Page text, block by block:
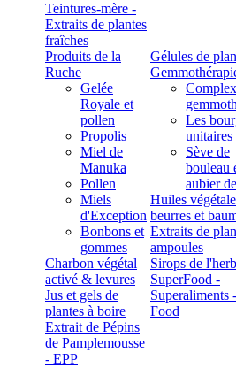
Teintures-mère -
Extraits de plantes
fraîches
Produits de la
Ruche
Gelée
Royale et
pollen
Propolis
Miel de
Manuka
Pollen
Miels
d'Exception
Bonbons et
gommes
Charbon végétal
activé & levures
Jus et gels de
plantes à boire
Extrait de Pépins
de Pamplemousse
- EPP
Gélules de
Les
unitaires
Sève de
bouleau
aubier
Huiles
beurres et
Extraits de
ampoules
Sirops de
SuperFood -
Superaliments
Food